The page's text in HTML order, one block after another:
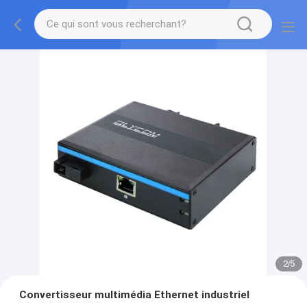
2/5
Convertisseur multimédia Ethernet industriel